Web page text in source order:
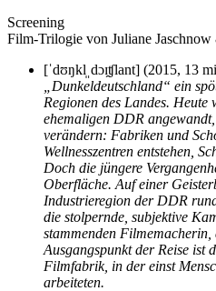
Screening
Film-Trilogie von Juliane Jaschnow
[ˈdʊŋkl̩ˌdɔɪ̯ʧlant] (2015, 13
„Dunkeldeutschland“ ein
Regionen des Landes.
ehe­ma­li­gen DDR
ver­än­dern: Fabriken und
Wellnesszentren ent­ste­hen,
Doch die jün­ge­re
Oberfläche. Auf einer
Industrieregion der DDR
die stol­pern­de, sub­jek­ti­ve
stam­men­den
Ausgangspunkt der Reise ist
Filmfabrik, in der einst
arbeiteten.